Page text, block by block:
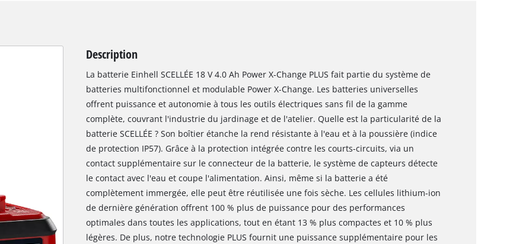
Description
La batterie Einhell SCELLÉE 18 V 4.0 Ah Power X-Change PLUS fait partie du système de
batteries multifonctionnel et modulable Power X-Change. Les batteries universelles
offrent puissance et autonomie à tous les outils électriques sans fil de la gamme
complète, couvrant l'industrie du jardinage et de l'atelier. Quelle est la particularité de la
batterie SCELLÉE ? Son boîtier étanche la rend résistante à l'eau et à la poussière (indice
de protection IP57). Grâce à la protection intégrée contre les courts-circuits, via un
contact supplémentaire sur le connecteur de la batterie, le système de capteurs détecte
le contact avec l'eau et coupe l'alimentation. Ainsi, même si la batterie a été
complètement immergée, elle peut être réutilisée une fois sèche. Les cellules lithium-ion
de dernière génération offrent 100 % plus de puissance pour des performances
optimales dans toutes les applications, tout en étant 13 % plus compactes et 10 % plus
légères. De plus, notre technologie PLUS fournit une puissance supplémentaire pour les